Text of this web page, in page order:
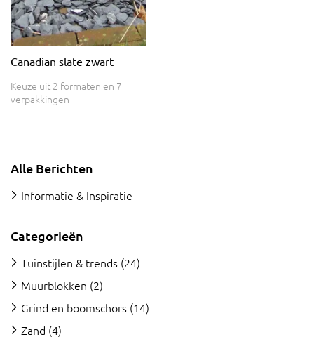
Canadian slate zwart
Keuze uit 2 formaten en 7
verpakkingen
Alle Berichten
Informatie & Inspiratie
Categorieën
Tuinstijlen & trends (24)
Muurblokken (2)
Grind en boomschors (14)
Zand (4)